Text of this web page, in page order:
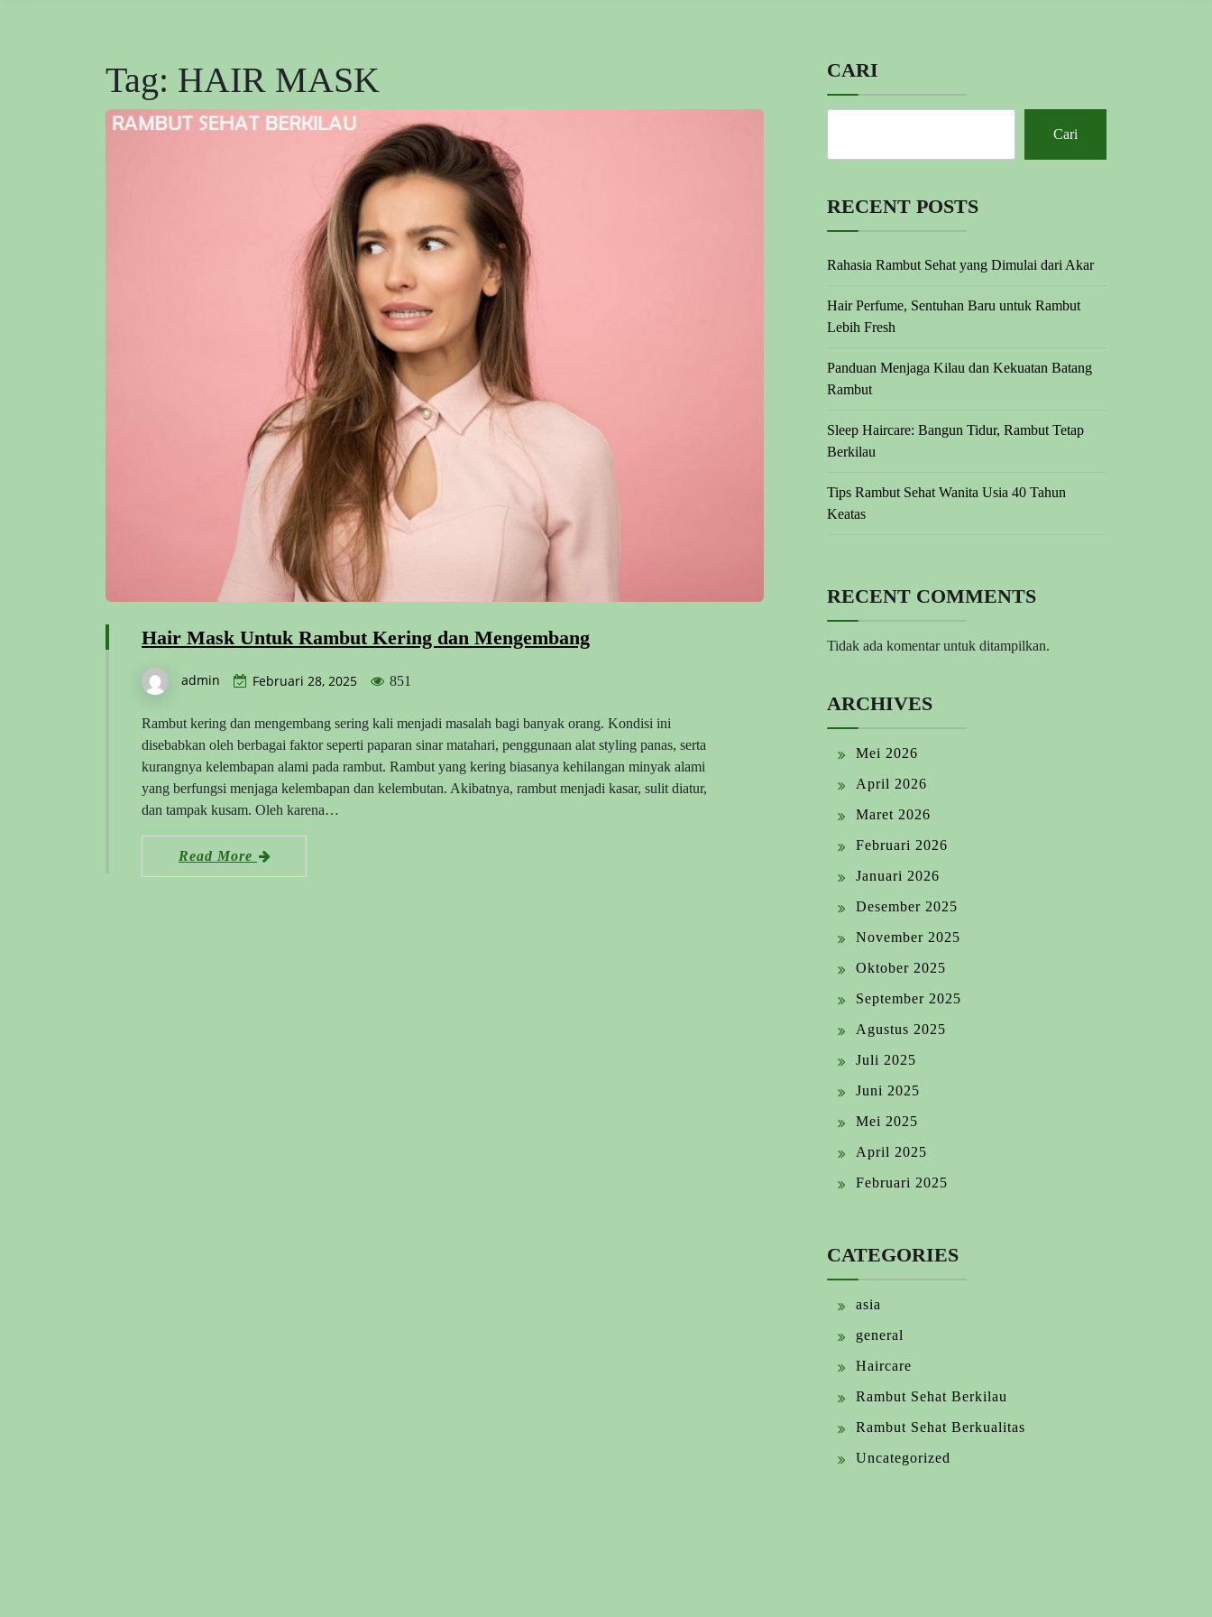
Tag: HAIR MASK
Hair Mask Untuk Rambut Kering dan Mengembang
admin Februari 28, 2025 851
Rambut kering dan mengembang sering kali menjadi masalah bagi banyak orang. Kondisi ini
disebabkan oleh berbagai faktor seperti paparan sinar matahari, penggunaan alat styling panas, serta
kurangnya kelembapan alami pada rambut. Rambut yang kering biasanya kehilangan minyak alami
yang berfungsi menjaga kelembapan dan kelembutan. Akibatnya, rambut menjadi kasar, sulit diatur,
dan tampak kusam. Oleh karena…
Read More
CARI
Cari
RECENT POSTS
Rahasia Rambut Sehat yang Dimulai dari Akar
Hair Perfume, Sentuhan Baru untuk Rambut
Lebih Fresh
Panduan Menjaga Kilau dan Kekuatan Batang
Rambut
Sleep Haircare: Bangun Tidur, Rambut Tetap
Berkilau
Tips Rambut Sehat Wanita Usia 40 Tahun
Keatas
RECENT COMMENTS
Tidak ada komentar untuk ditampilkan.
ARCHIVES
Mei 2026
April 2026
Maret 2026
Februari 2026
Januari 2026
Desember 2025
November 2025
Oktober 2025
September 2025
Agustus 2025
Juli 2025
Juni 2025
Mei 2025
April 2025
Februari 2025
CATEGORIES
asia
general
Haircare
Rambut Sehat Berkilau
Rambut Sehat Berkualitas
Uncategorized